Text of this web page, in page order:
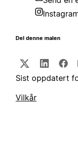
Del denne malen
Sist oppdatert
Vilkår